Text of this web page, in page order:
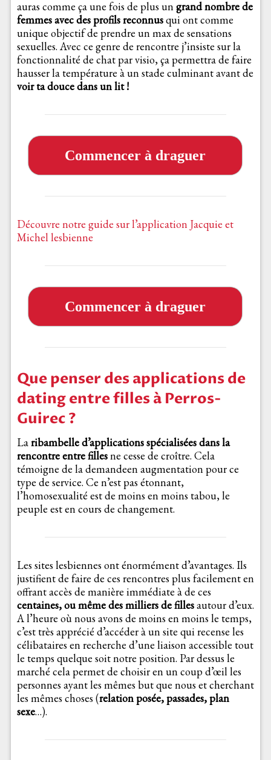
auras comme ça une fois de plus ungrand nombre de
femmes avec des profils reconnusqui ont comme
unique objectif de prendre un max de sensations
sexuelles. Avec ce genre de rencontre j’insiste sur la
fonctionnalité de chat par visio, ça permettra de faire
hausser la température à un stade culminant avant de
voir ta douce dans un lit !
Commencer à draguer
Découvre notre guide sur l’application Jacquie et
Michel lesbienne
Commencer à draguer
Que penser des applications de
dating entre filles à Perros-
Guirec ?
Laribambelle d’applications spécialisées dans la
rencontre entre fillesne cesse de croître. Cela
témoigne de la demandeen augmentation pour ce
type de service. Ce n’est pas étonnant,
l’homosexualité est de moins en moins tabou, le
peuple est en cours de changement.
Les sites lesbiennes ont énormément d’avantages. Ils
justifient de faire de ces rencontres plus facilement en
offrant accès de manière immédiate à de ces
centaines, ou même des milliers de fillesautour d’eux.
A l’heure où nous avons de moins en moins le temps,
c’est très apprécié d’accéder à un site qui recense les
célibataires en recherche d’une liaison accessible tout
le temps quelque soit notre position. Par dessus le
marché cela permet de choisir en un coup d’œil les
personnes ayant les mêmes but que nous et cherchant
les mêmes choses (relation posée, passades, plan
sexe…).